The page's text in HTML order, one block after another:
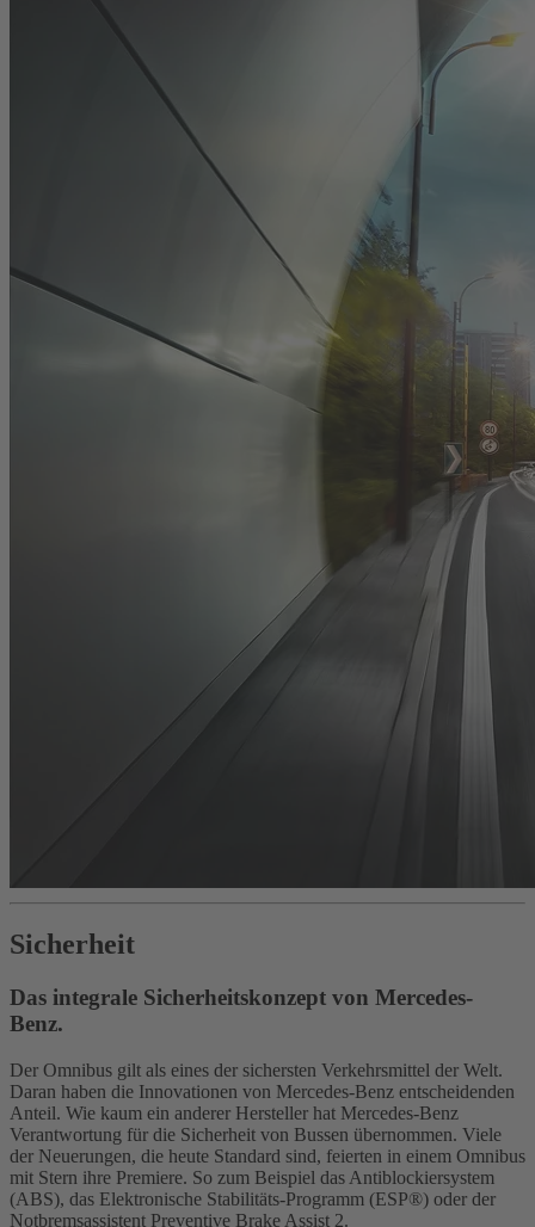
Sicherheit
Das integrale Sicherheitskonzept von Mercedes-
Benz.
Der Omnibus gilt als eines der sichersten Verkehrsmittel der Welt.
Daran haben die Innovationen von Mercedes-Benz entscheidenden
Anteil. Wie kaum ein anderer Hersteller hat Mercedes-Benz
Verantwortung für die Sicherheit von Bussen übernommen. Viele
der Neuerungen, die heute Standard sind, feierten in einem Omnibus
mit Stern ihre Premiere. So zum Beispiel das Antiblockiersystem
(ABS), das Elektronische Stabilitäts-Programm (ESP®) oder der
Notbremsassistent Preventive Brake Assist 2.